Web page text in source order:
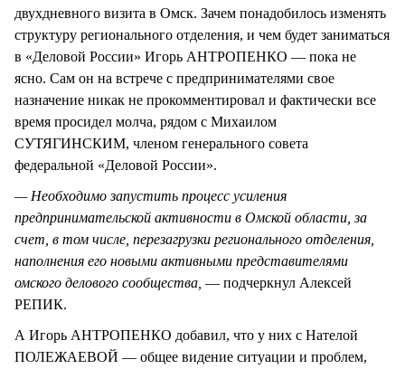
двухдневного визита в Омск. Зачем понадобилось изменять
структуру регионального отделения, и чем будет заниматься
в «Деловой России» Игорь АНТРОПЕНКО — пока не
ясно. Сам он на встрече с предпринимателями свое
назначение никак не прокомментировал и фактически все
время просидел молча, рядом с Михаилом
СУТЯГИНСКИМ, членом генерального совета
федеральной «Деловой России».
— Необходимо запустить процесс усиления
предпринимательской активности в Омской области, за
счет, в том числе, перезагрузки регионального отделения,
наполнения его новыми активными представителями
омского делового сообщества, — подчеркнул Алексей
РЕПИК.
А Игорь АНТРОПЕНКО добавил, что у них с Нателой
ПОЛЕЖАЕВОЙ — общее видение ситуации и проблем,